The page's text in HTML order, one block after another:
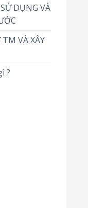
DỤNG VÀ
VÀ XÂY
?